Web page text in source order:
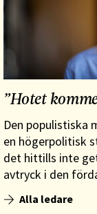
”Hotet
Den populistiska
en högerpolitisk
det hittills inte
avtryck i den
Alla ledare